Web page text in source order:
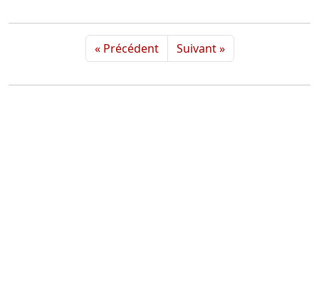
« Précédent Suivant »